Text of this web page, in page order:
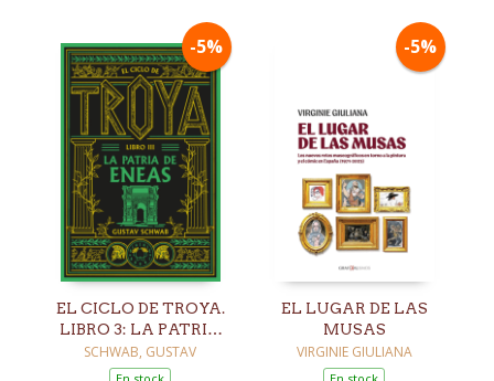
-5%
EL CICLO DE TROYA.
LIBRO 3: LA PATRIA
DE ENEAS
SCHWAB, GUSTAV
-5%
EL LUGAR DE LAS
MUSAS
VIRGINIE GIULIANA